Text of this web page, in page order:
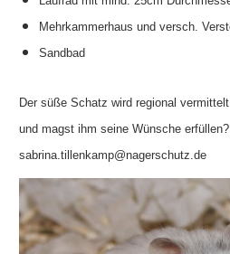
Mehrkammerhaus und versch.
Sandbad
Der süße Schatz wird regional
und magst ihm seine Wünsche
sabrina.tillenkamp@nagerschutz.de